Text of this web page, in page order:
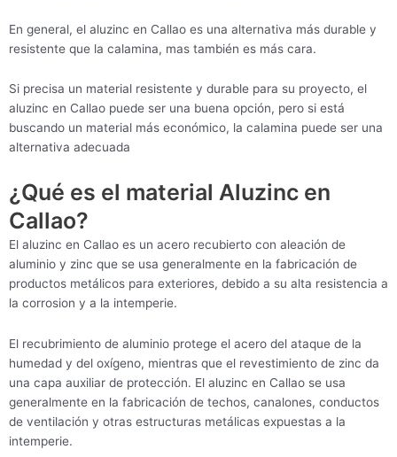
En general, el aluzinc en Callao es una alternativa más durable y
resistente que la calamina, mas también es más cara.
Si precisa un material resistente y durable para su proyecto, el
aluzinc en Callao puede ser una buena opción, pero si está
buscando un material más económico, la calamina puede ser una
alternativa adecuada
¿Qué es el material Aluzinc en
Callao?
El aluzinc en Callao es un acero recubierto con aleación de
aluminio y zinc que se usa generalmente en la fabricación de
productos metálicos para exteriores, debido a su alta resistencia a
la corrosion y a la intemperie.
El recubrimiento de aluminio protege el acero del ataque de la
humedad y del oxígeno, mientras que el revestimiento de zinc da
una capa auxiliar de protección. El aluzinc en Callao se usa
generalmente en la fabricación de techos, canalones, conductos
de ventilación y otras estructuras metálicas expuestas a la
intemperie.